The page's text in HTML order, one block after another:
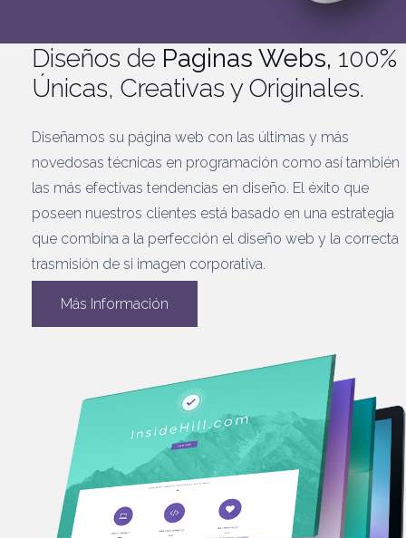
Diseños de Paginas Webs, 100%
Únicas, Creativas y Originales.
Diseñamos su página web con las últimas y más
novedosas técnicas en programación como así también
las más efectivas tendencias en diseño. El éxito que
poseen nuestros clientes está basado en una estrategia
que combina a la perfección el diseño web y la correcta
trasmisión de si imagen corporativa.
Más Información